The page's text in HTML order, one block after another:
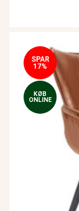
SPAR
17%
KØB
ONLINE